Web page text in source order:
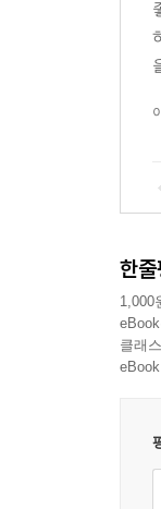
한줄
1,000
클래